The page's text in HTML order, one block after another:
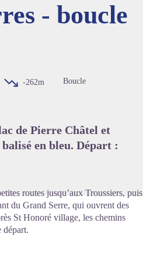
- boucle
-262m
Boucle
de Pierre Châtel et
en bleu. Départ :
routes jusqu’aux Troussiers, puis
du Grand Serre, qui ouvrent des
St Honoré village, les chemins
départ.